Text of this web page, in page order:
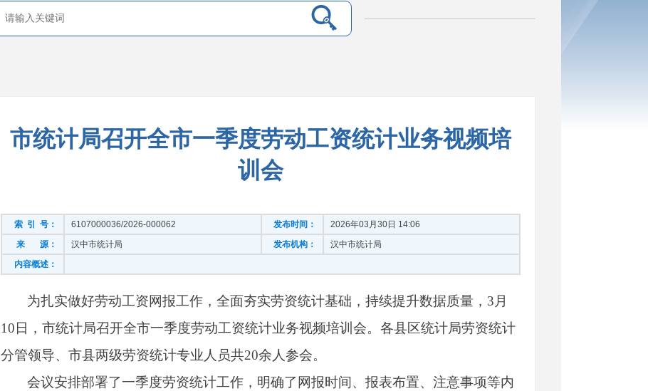
市统计局召开全市一季度劳动工资统计业务视频培
训会
索 引 号： 6107000036/2026-000062 发布时间：
2026年03月30日 14:06
来 源：
汉中市统计局 发布机构：
汉中市统计局
内容概述：
为扎实做好劳动工资网报工作，全面夯实劳资统计基础，持续提升数据质量，3月
10日，市统计局召开全市一季度劳动工资统计业务视频培训会。各县区统计局劳资统计
分管领导、市县两级劳资统计专业人员共20余人参会。
会议安排部署了一季度劳资统计工作，明确了网报时间、报表布置、注意事项等内